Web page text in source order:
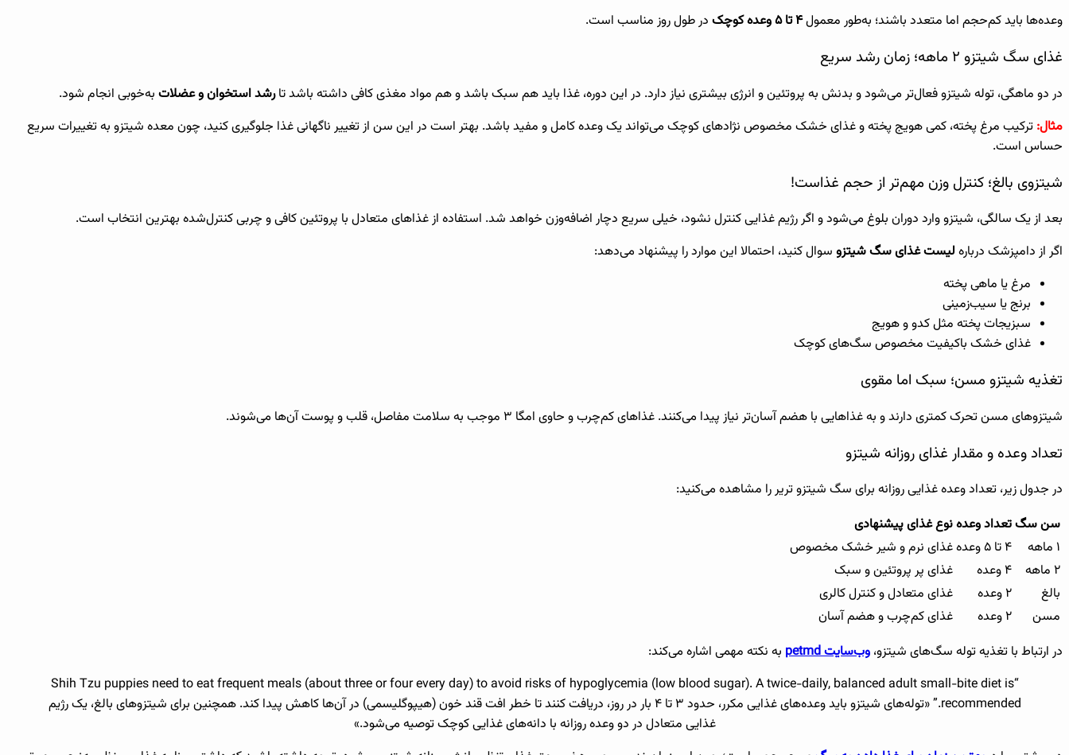
وعده‌ها باید کم‌حجم اما متعدد باشند؛ به‌طور معمول۴ تا ۵ وعده کوچک در طول روز مناسب است.
غذای سگ شیتزو ۲ ماهه؛ زمان رشد سریع
در دو ماهگی، توله شیتزو فعال‌تر می‌شود و بدنش به پروتئین و انرژی بیشتری نیاز دارد. در این دوره، غذا باید هم سبک باشد و هم مواد مغذی کافی داشته باشد تارشد استخوان و عضلات به‌خوبی انجام شود.
مثال: ترکیب مرغ پخته، کمی هویج پخته و غذای خشک مخصوص نژادهای کوچک می‌تواند یک وعده کامل و مفید باشد. بهتر است در این سن از تغییر ناگهانی غذا جلوگیری کنید، چون معده شیتزو به تغییرات سریع
حساس است.
شیتزوی بالغ؛ کنترل وزن مهم‌تر از حجم غذاست!
بعد از یک سالگی، شیتزو وارد دوران بلوغ می‌شود و اگر رژیم غذایی کنترل نشود، خیلی سریع دچار اضافه‌وزن خواهد شد. استفاده از غذاهای متعادل با پروتئین کافی و چربی کنترل‌شده بهترین انتخاب است.
اگر از دامپزشک درباره لیست غذای سگ شیتزو سوال کنید، احتمالا این موارد را پیشنهاد می‌دهد:
مرغ یا ماهی پخته
برنج یا سیب‌زمینی
سبزیجات پخته مثل کدو و هویج
غذای خشک باکیفیت مخصوص سگ‌های کوچک
تغذیه شیتزو مسن؛ سبک اما مقوی
شیتزوهای مسن تحرک کمتری دارند و به غذاهایی با هضم آسان‌تر نیاز پیدا می‌کنند. غذاهای کم‌چرب و حاوی امگا ۳ موجب به سلامت مفاصل، قلب و پوست آن‌ها می‌شوند.
تعداد وعده و مقدار غذای روزانه شیتزو
در جدول زیر، تعداد وعده غذایی روزانه برای سگ شیتزو تریر را مشاهده می‌کنید:
سن سگتعداد وعدهنوع غذای پیشنهادی
۱ ماهه
۴ تا ۵ وعده
غذای نرم و شیر خشک مخصوص
۲ ماهه
۴ وعده
غذای پر پروتئین و سبک
بالغ
۲ وعده
غذای متعادل و کنترل کالری
مسن
۲ وعده
غذای کم‌چرب و هضم آسان
در ارتباط با تغذیه توله سگ‌های شیتزو، وب‌سایت petmd
به نکته مهمی اشاره می‌کند:
“Shih Tzu puppies need to eat frequent meals (about three or four every day) to avoid risks of hypoglycemia (low blood sugar). A twice-daily, balanced adult small-bite diet is
recommended.” «توله‌های شیتزو باید وعده‌های غذایی مکرر، حدود ۳ تا ۴ بار در روز، دریافت کنند تا خطر افت قند خون (هیپوگلیسمی) در آن‌ها کاهش پیدا کند. همچنین برای شیتزوهای بالغ، یک رژیم
غذایی متعادل در دو وعده روزانه با دانه‌های غذایی کوچک توصیه می‌شود.»